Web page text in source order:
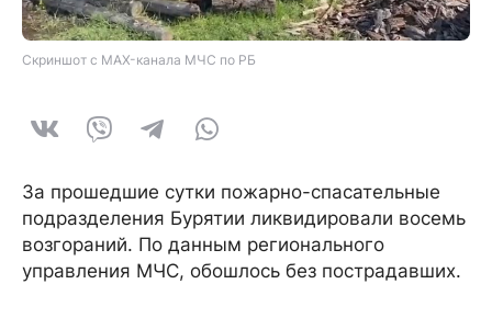
Скриншот с MAX-канала МЧС по РБ
За прошедшие сутки пожарно-спасательные
подразделения Бурятии ликвидировали восемь
возгораний. По данным регионального
управления МЧС, обошлось без пострадавших.